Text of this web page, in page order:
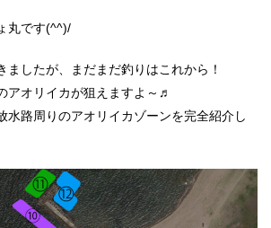
丸です(^^)/
ましたが、まだまだ釣りはこれから！
アオリイカが狙えますよ～♬
水路周りのアオリイカゾーンを完全紹介し